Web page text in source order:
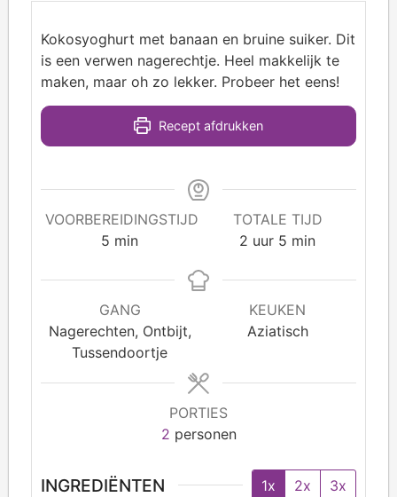
Kokosyoghurt met banaan en bruine suiker. Dit
is een verwen nagerechtje. Heel makkelijk te
maken, maar oh zo lekker. Probeer het eens!
Recept afdrukken
VOORBEREIDINGSTIJD
5 min
TOTALE TIJD
2 uur 5 min
GANG
Nagerechten, Ontbijt,
Tussendoortje
KEUKEN
Aziatisch
PORTIES
2 personen
INGREDIËNTEN 1x 2x
3x